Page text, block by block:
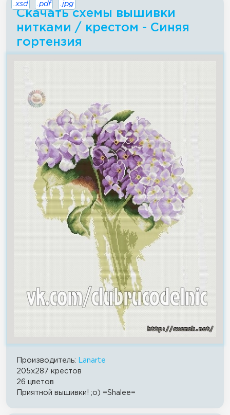
Скачать схемы вышивки
нитками / крестом - Синяя
гортензия
.xsd .pdf .jpg
Производитель:
Lanarte
205x287 крестов
26 цветов
Приятной вышивки! ;о) =Shalee=